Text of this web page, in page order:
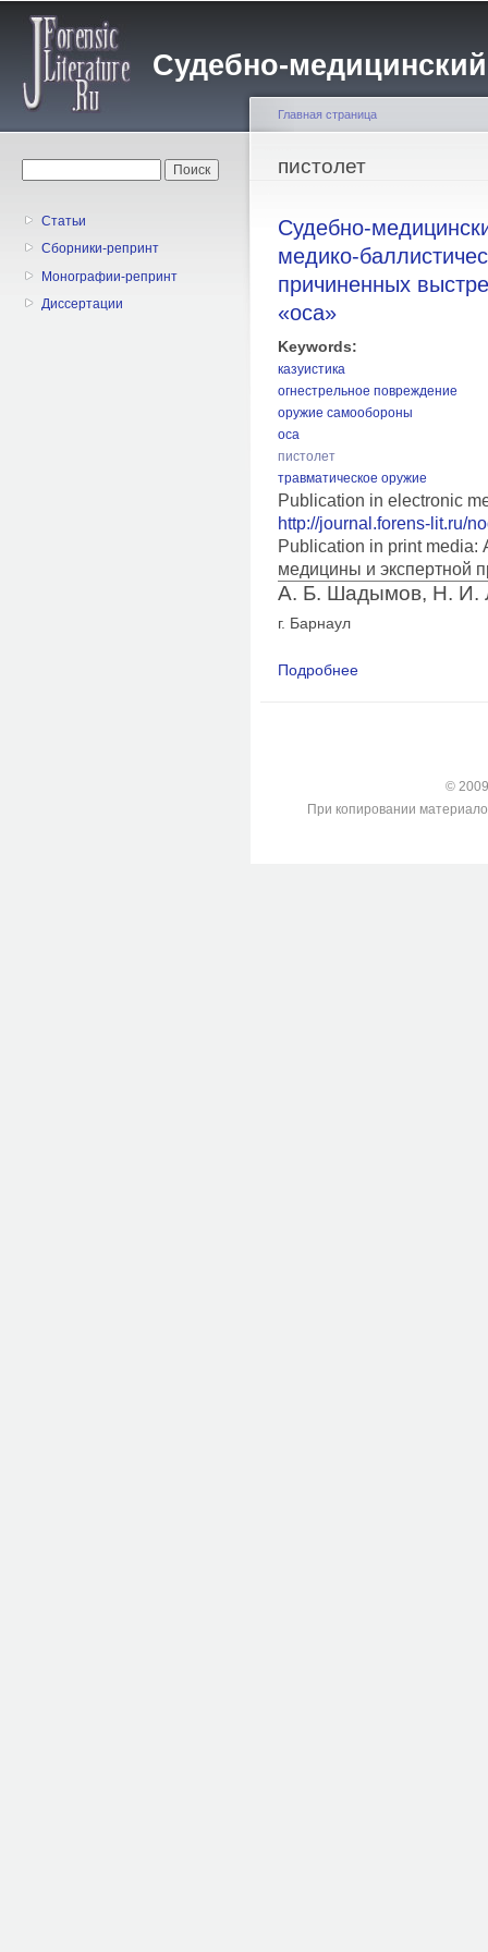
Судебно-
Статьи
Сборники-репринт
Монографии-репринт
Диссертации
Вы здесь
Главная страница
пистолет
Судебно-
медико-
причиненных
«оса»
Keywords:
казуистика
огнестрельное повреждение
оружие самообороны
оса
пистолет
травматическое оружие
Publication in electronic
http://journal.forens-lit.ru/
Publication in print media:
медицины и экспертной
А. Б. Шадымов, Н. И.
г. Барнаул
Подробнее
©
При копировании